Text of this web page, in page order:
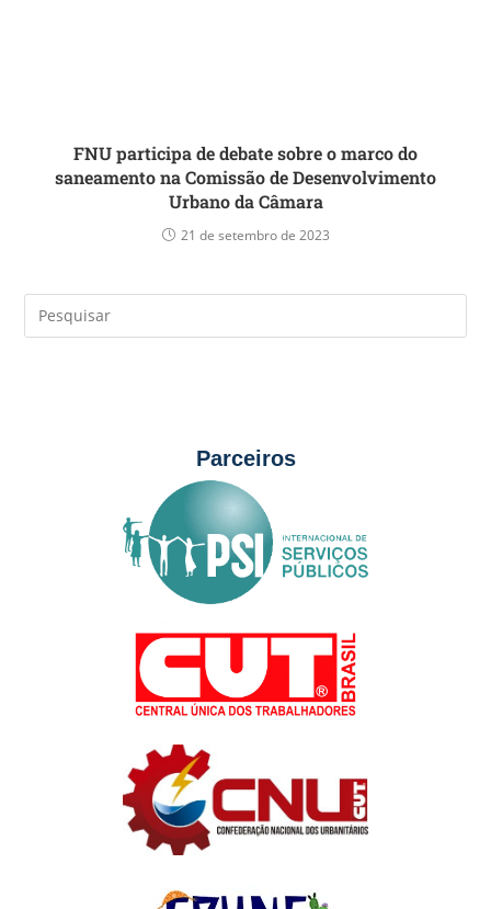
FNU participa de debate sobre o marco do
saneamento na Comissão de Desenvolvimento
Urbano da Câmara
21 de setembro de 2023
Parceiros